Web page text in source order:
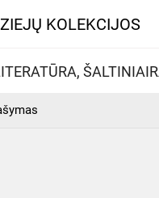
KOLEKCIJOS
ŠALTINIAI